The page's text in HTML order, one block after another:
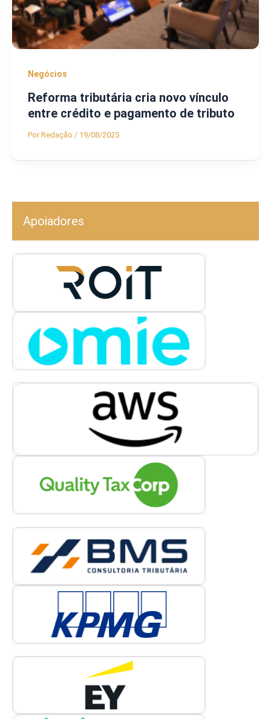
Negócios
Reforma tributária cria novo vínculo
entre crédito e pagamento de tributo
PorRedação / 19/08/2025
Apoiadores